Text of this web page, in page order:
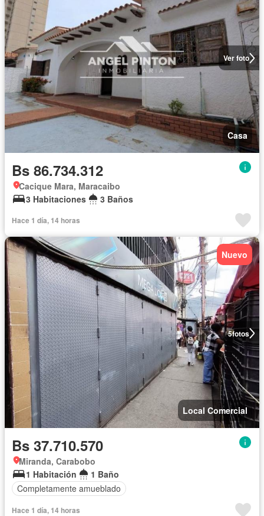
Ver foto
Casa
Bs 86.734.312
Cacique Mara, Maracaibo
3 Habitaciones
3 Baños
Hace 1 día, 14 horas
5fotos
Nuevo
Local Comercial
Bs 37.710.570
Miranda, Carabobo
1 Habitación
1 Baño
Completamente amueblado
Hace 1 día, 14 horas